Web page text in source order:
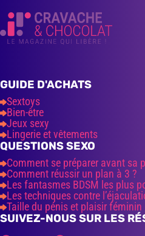
GUIDE D'ACHATS
Sextoys
Bien-être
Jeux sexy
Lingerie et vêtements
QUESTIONS SEXO
Comment se préparer avant sa
Comment réussir un plan à 3 ?
Les fantasmes BDSM les plus
Les techniques contre
Taille du pénis et plaisir féminin
SUIVEZ-NOUS SUR LES